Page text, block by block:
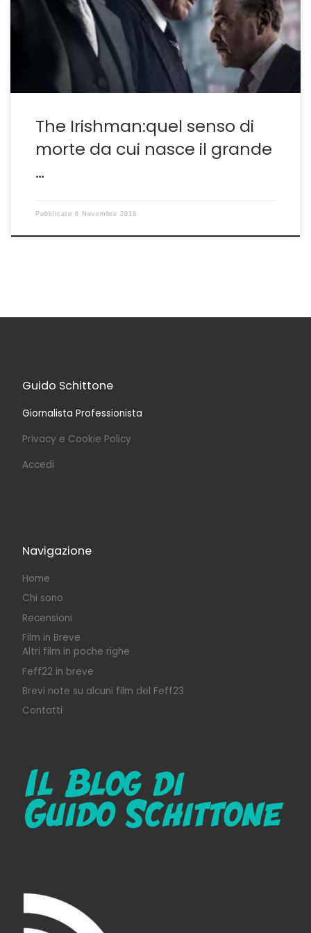
italostatunitense fotografa con lucida malinconia non
tanto la fine di un’epopea cinematografica quanto
l’avvicinarsi di quella fine definitiva che appartiene a
tutti e che forse […]
The Irishman:quel senso di
morte da cui nasce il grande
…
Pubblicato 6 Novembre 2019
Guido Schittone
Giornalista Professionista
Privacy e Cookie Policy
Accedi
Navigazione
Home
Chi sono
Recensioni
Film in Breve
Altri film in poche righe
Feff22 in breve
Brevi note su alcuni film del Feff23
Contatti